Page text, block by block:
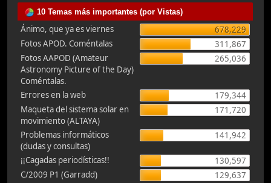
10 Temas más importantes (por Vistas)
Ánimo, que ya es viernes
678,229
Fotos APOD. Coméntalas
311,867
Fotos AAPOD (Amateur
Astronomy Picture of the Day)
Coméntalas.
265,036
Errores en la web
179,344
Maqueta del sistema solar en
movimiento (ALTAYA)
171,720
Problemas informáticos
(dudas y consultas)
141,942
¡¡Cagadas periodísticas!!
130,597
C/2009 P1 (Garradd)
129,637